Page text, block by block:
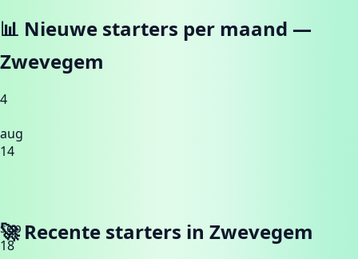
📊 Nieuwe starters per maand —
Zwevegem
4
aug
14
sep
18
🚀 Recente starters in Zwevegem